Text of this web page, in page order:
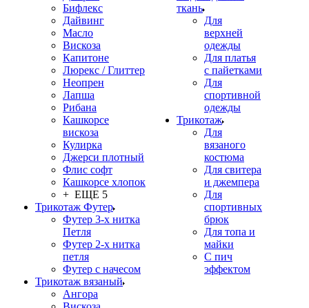
Бифлекс
Дайвинг
Масло
Вискоза
Капитоне
Люрекс / Глиттер
Неопрен
Лапша
Рибана
Кашкорсе
вискоза
Кулирка
Джерси плотный
Флис софт
Кашкорсе хлопок
+ ЕЩЕ 5
Трикотаж Футер
Футер 3-х нитка
Петля
Футер 2-х нитка
петля
Футер с начесом
Трикотаж вязаный
Ангора
ткань
Для
верхней
одежды
Для платья
с пайетками
Для
спортивной
одежды
Трикотаж
Для
вязаного
костюма
Для свитера
и джемпера
Для
спортивных
брюк
Для топа и
майки
С пич
эффектом